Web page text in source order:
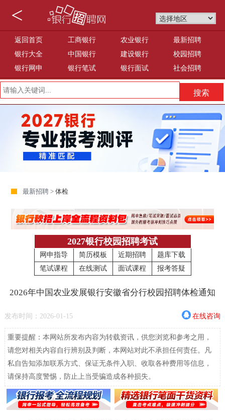
<
返回首页 工商银行 农业银行
最新招聘
银行大全
中国银行 建设银行
校园招聘
银行网申
银行笔试 银行面试 社会招聘
最新招聘 >体检
2027银行校园招聘考试
网申指导 简历模板 近期招聘
题库下载
笔试课程
在线测试 面试课程 报考答疑
2026年中国农业发展银行安徽省分行校园招聘体检通知
发布时间：2026-01-15 在线咨询
重要提醒：本网站所发布内容为转载资讯，供您浏览和参考之用，
请您对相关内容自行辨别及判断，本网站对此不承担任何责任。凡
私自告知添加联系方式、保证无条件入职、收取各种费用等信息，
请保持高度警惕，防止上当受骗造成各种损失。